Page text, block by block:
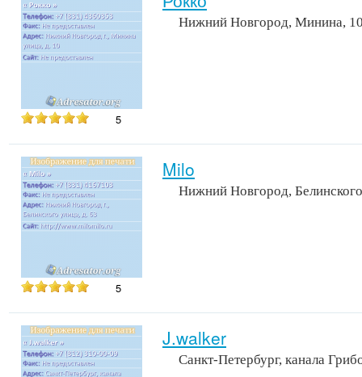
5
Нижний Новгород, Минина,
5
Milo
Нижний Новгород,
J.walker
Санкт-Петербург, канала